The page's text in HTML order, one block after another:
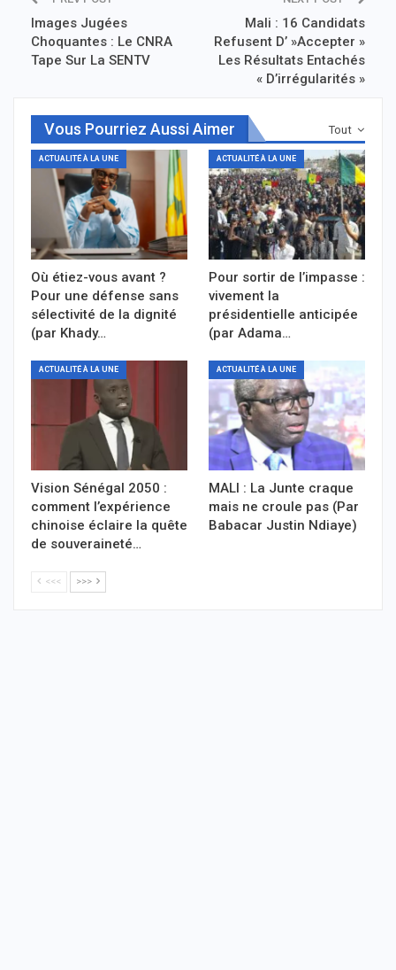
Images Jugées
Choquantes : Le CNRA
Tape Sur La SENTV
Mali : 16 Candidats
Refusent D’ »Accepter »
Les Résultats Entachés
« D’irrégularités »
Tout
Vous Pourriez Aussi Aimer
ACTUALITÉ À LA UNE
Où étiez-vous avant ?
Pour une défense sans
sélectivité de la dignité
(par Khady…
ACTUALITÉ À LA UNE
Pour sortir de l’impasse :
vivement la
présidentielle anticipée
(par Adama…
ACTUALITÉ À LA UNE
Vision Sénégal 2050 :
comment l’expérience
chinoise éclaire la quête
de souveraineté…
ACTUALITÉ À LA UNE
MALI : La Junte craque
mais ne croule pas (Par
Babacar Justin Ndiaye)
<<< >>>